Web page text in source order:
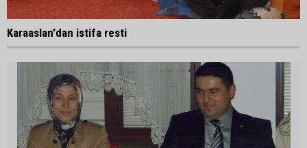
Karaaslan'dan istifa resti